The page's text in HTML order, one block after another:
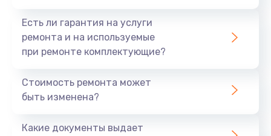
Есть ли гарантия на услуги
ремонта и на используемые
при ремонте комплектующие?
Стоимость ремонта может
быть изменена?
Какие документы выдает